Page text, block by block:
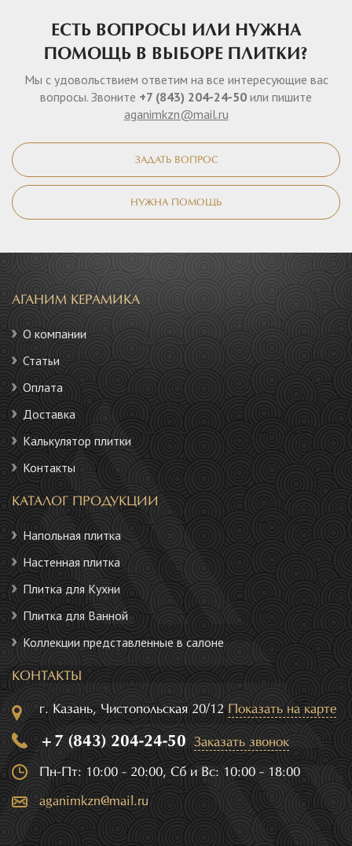
ЕСТЬ ВОПРОСЫ ИЛИ НУЖНА
ПОМОЩЬ В ВЫБОРЕ ПЛИТКИ?
Мы с удовольствием ответим на все интересующие вас
вопросы. Звоните +7 (843) 204-24-50 или пишите
aganimkzn@mail.ru
ЗАДАТЬ ВОПРОС
НУЖНА ПОМОЩЬ
АГАНИМ КЕРАМИКА
О компании
Статьи
Оплата
Доставка
Калькулятор плитки
Контакты
КАТАЛОГ ПРОДУКЦИИ
Напольная плитка
Настенная плитка
Плитка для Кухни
Плитка для Ванной
Коллекции представленные в салоне
КОНТАКТЫ
г. Казань, Чистопольская 20/12 Показать на карте
+7 (843) 204-24-50 Заказать звонок
Пн-Пт: 10:00 - 20:00, Сб и Вс: 10:00 - 18:00
aganimkzn@mail.ru